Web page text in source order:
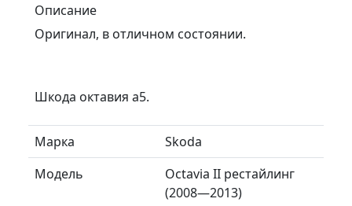
Описание
Оригинал, в отличном состоянии.
Шкода октавия а5.
Марка
Skoda
Модель
Octavia II рестайлинг
(2008—2013)